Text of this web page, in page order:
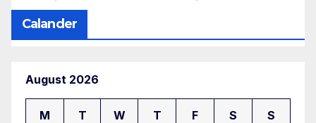
Calander
August 2026
M T W T F S S